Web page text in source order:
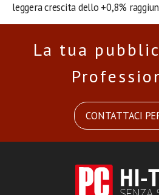
leggera crescita dello +0,8%
La tua
CONTATTACI